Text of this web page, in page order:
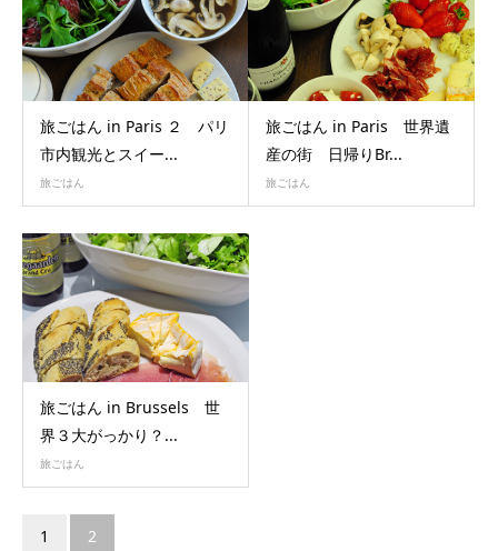
旅ごはん in Paris ２ パリ
市内観光とスイー...
旅ごはん
旅ごはん in Paris 世界遺
産の街 日帰りBr...
旅ごはん
旅ごはん in Brussels 世
界３大がっかり？...
旅ごはん
1 2